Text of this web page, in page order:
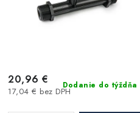
p
d
u
Dodanie do týždňa
17,04 € bez DPH
20,96 €